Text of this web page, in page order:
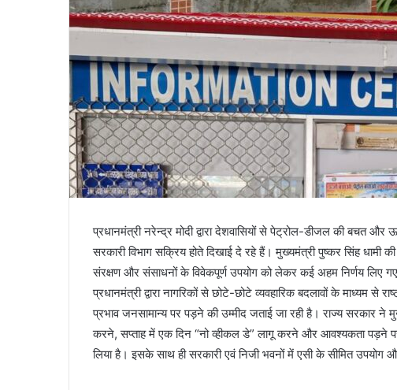
प्रधानमंत्री नरेन्द्र मोदी द्वारा देशवासियों से पेट्रोल-डीजल की बचत
सरकारी विभाग सक्रिय होते दिखाई दे रहे हैं। मुख्यमंत्री पुष्कर सिंह धामी
संरक्षण और संसाधनों के विवेकपूर्ण उपयोग को लेकर कई अहम निर्णय लिए
प्रधानमंत्री द्वारा नागरिकों से छोटे-छोटे व्यवहारिक बदलावों के माध्यम से
प्रभाव जनसामान्य पर पड़ने की उम्मीद जताई जा रही है। राज्य सरकार ने
करने, सप्ताह में एक दिन “नो व्हीकल डे” लागू करने और आवश्यकता पड़ने
लिया है। इसके साथ ही सरकारी एवं निजी भवनों में एसी के सीमित उपयोग